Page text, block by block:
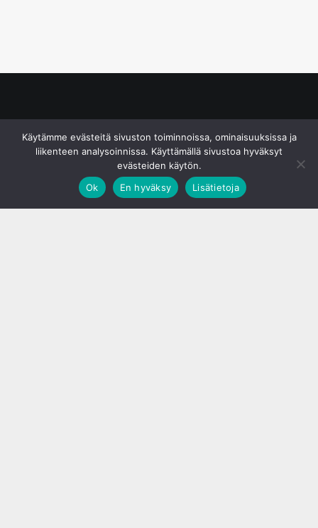
Käytämme evästeitä sivuston toiminnoissa, ominaisuuksissa ja
liikenteen analysoinnissa. Käyttämällä sivustoa hyväksyt
evästeiden käytön.
Ok
En hyväksy Lisätietoja